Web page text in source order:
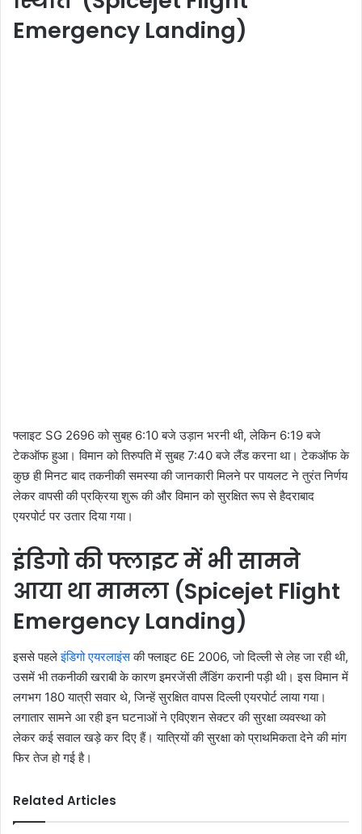
Emergency Landing)
फ्लाइट SG 2696 को सुबह 6:10 बजे उड़ान भरनी थी, लेकिन 6:19 बजे
टेकऑफ हुआ। विमान को तिरुपति में सुबह 7:40 बजे लैंड करना था। टेकऑफ के
कुछ ही मिनट बाद तकनीकी समस्या की जानकारी मिलने पर पायलट ने तुरंत निर्णय
लेकर वापसी की प्रक्रिया शुरू की और विमान को सुरक्षित रूप से हैदराबाद
एयरपोर्ट पर उतार दिया गया।
इंडिगो की फ्लाइट में भी सामने
आया था मामला (Spicejet Flight
Emergency Landing)
इससे पहलेइंडिगो एयरलाइंसकी फ्लाइट 6E 2006, जो दिल्ली से लेह जा रही थी,
उसमें भी तकनीकी खराबी के कारण इमरजेंसी लैंडिंग करानी पड़ी थी। इस विमान में
लगभग 180 यात्री सवार थे, जिन्हें सुरक्षित वापस दिल्ली एयरपोर्ट लाया गया।
लगातार सामने आ रही इन घटनाओं ने एविएशन सेक्टर की सुरक्षा व्यवस्था को
लेकर कई सवाल खड़े कर दिए हैं। यात्रियों की सुरक्षा को प्राथमिकता देने की मांग
फिर तेज हो गई है।
Related Articles